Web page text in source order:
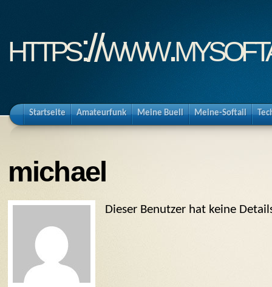
https://
Startseite Amateurfunk Meine Buell Meine-Softail
michael
Dieser Benutzer hat keine